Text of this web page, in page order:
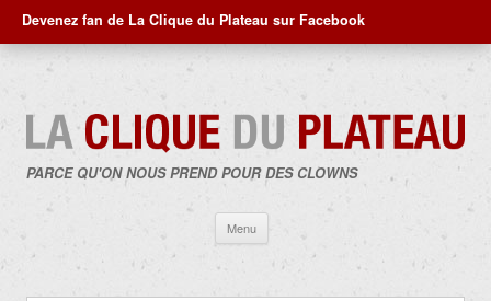
Devenez fan de La Clique du Plateau sur Facebook
PARCE QU'ON NOUS PREND POUR DES CLOWNS
Menu
contenu